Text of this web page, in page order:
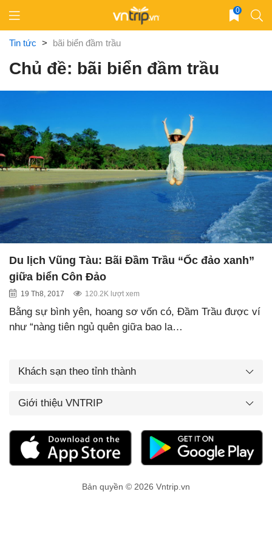
content
0
Tin tức > bãi biển đầm trầu
Chủ đề: bãi biển đầm trầu
Du lịch Vũng Tàu: Bãi Đầm Trầu “Ốc đảo xanh”
giữa biển Côn Đảo
19 Th8, 2017 120.2K lượt xem
Bằng sự bình yên, hoang sơ vốn có, Đầm Trầu được ví
như “nàng tiên ngủ quên giữa bao la…
Khách sạn theo tỉnh thành
Giới thiệu VNTRIP
Bản quyền © 2026 Vntrip.vn